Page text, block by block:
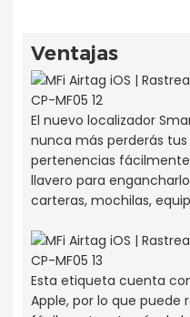
Ventajas
El nuevo localizador
nunca más perderás
pertenencias
llavero para
carteras, mochilas,
Esta etiqueta cuenta
Apple, por lo que puede